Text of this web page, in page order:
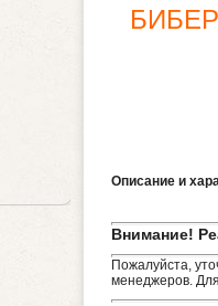
БИБЕР
Описание и
Внимание!
Пожалуйста,
менеджеров.